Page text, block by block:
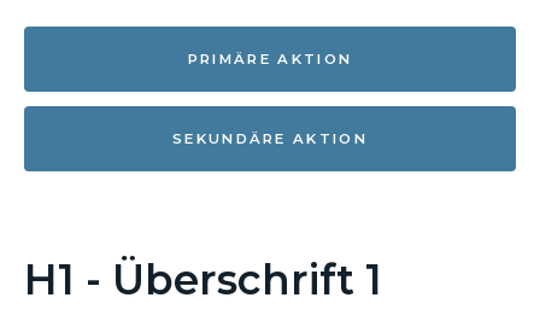
PRIMÄRE AKTION
SEKUNDÄRE AKTION
H1 - Überschrift 1